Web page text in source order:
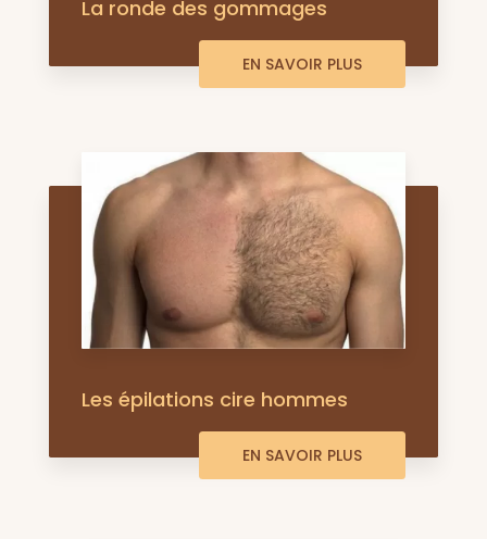
La ronde des gommages
EN SAVOIR PLUS
Les épilations cire hommes
EN SAVOIR PLUS